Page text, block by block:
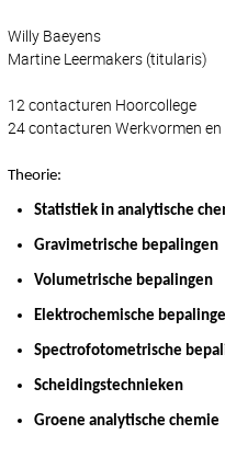
Willy Baeyens
Martine Leermakers (titularis)
12 contacturen Hoorcollege
24 contacturen Werkvormen en
Theorie:
Statistiek in analytische
Gravimetrische bepalingen
Volumetrische bepalingen
Elektrochemische
Spectrofotometrische
Scheidingstechnieken
Groene analytische chemie